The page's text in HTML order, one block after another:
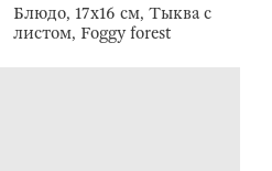
Блюдо, 17x16 см, Тыква с
листом, Foggy forest